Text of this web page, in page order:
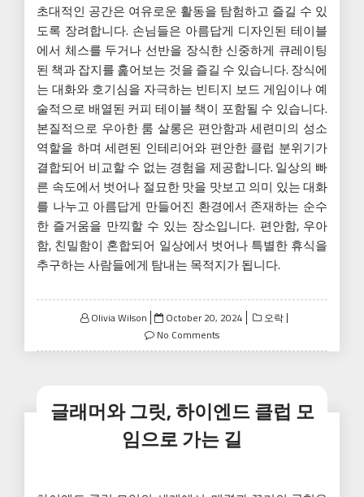
초대적인 공간은 여유로운 활동을 탐험하고 즐길 수 있
도록 장려합니다. 손님들은 아름답게 디자인된 테이블
에서 체스를 두거나 선반을 장식한 신중하게 큐레이팅
된 책과 잡지를 훑어보는 것을 즐길 수 있습니다. 장식에
는 대화와 호기심을 자극하는 빈티지 보드 게임이나 예
술적으로 배열된 커피 테이블 책이 포함될 수 있습니다.
본질적으로 우아한 룸 살롱은 편안함과 세련미의 성소
역할을 하며 세련된 인테리어와 편안한 클럽 분위기가
결합되어 비교할 수 없는 경험을 제공합니다. 일상의 빠
른 속도에서 벗어나 절묘한 맛을 맛보고 의미 있는 대화
를 나누고 아름답게 만들어진 환경에서 존재하는 순수
한 즐거움을 만끽할 수 있는 장소입니다. 편안함, 우아
함, 친밀함이 혼합되어 일상에서 벗어나 특별한 휴식을
추구하는 사람들에게 탐내는 목적지가 됩니다.
Olivia Wilson
Posted
on
October 20, 2024 오락
No Comments
글래머와 그릿, 하이엔드 클럽 모
임으로 가는 길